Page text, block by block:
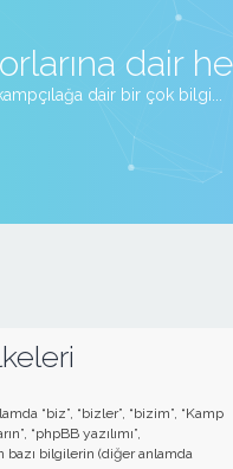
dair
dair bir çok bilgi...
“biz”, “bizler”, “bizim”, “Kamp
“phpBB yazılımı”,
bazı bilgilerin (diğer anlamda